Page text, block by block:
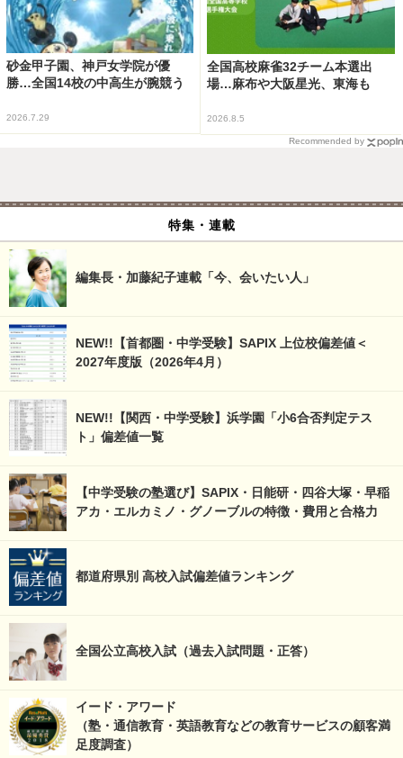
砂金甲子園、神戸女学院が優
勝…全国14校の中高生が腕競う
2026.7.29
全国高校麻雀32チーム本選出
場…麻布や大阪星光、東海も
2026.8.5
Recommended by
特集・連載
編集長・加藤紀子連載「今、会いたい人」
NEW!!【首都圏・中学受験】SAPIX 上位校偏差値＜
2027年度版（2026年4月）
NEW!!【関西・中学受験】浜学園「小6合否判定テス
ト」偏差値一覧
【中学受験の塾選び】SAPIX・日能研・四谷大塚・早稲
アカ・エルカミノ・グノーブルの特徴・費用と合格力
都道府県別 高校入試偏差値ランキング
全国公立高校入試（過去入試問題・正答）
イード・アワード
（塾・通信教育・英語教育などの教育サービスの顧客満
足度調査）